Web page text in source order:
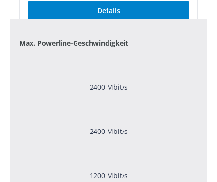
Details
Max. Powerline-Geschwindigkeit
2400 Mbit/s
2400 Mbit/s
1200 Mbit/s